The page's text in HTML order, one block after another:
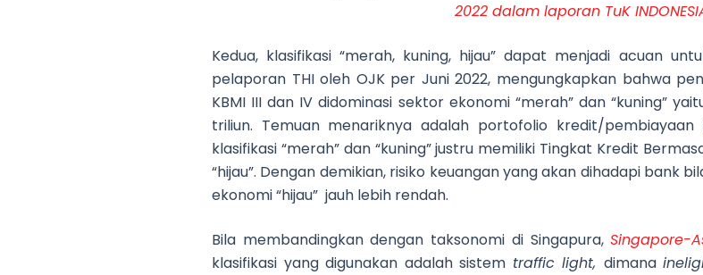
2022 dalam laporan TuK
Kedua, klasifikasi “merah, kuning, hijau” dapat menjadi acuan
pelaporan THI oleh OJK per Juni 2022, mengungkapkan bahwa
KBMI III dan IV didominasi sektor ekonomi “merah” dan “kuning”
triliun. Temuan menariknya adalah portofolio kredit/
klasifikasi “merah” dan “kuning” justru memiliki Tingkat Kredit
“hijau”. Dengan demikian, risiko keuangan yang akan dihadapi bank
ekonomi “hijau” jauh lebih rendah.
Bila membandingkan dengan taksonomi di Singapura,Singapore-
klasifikasi yang digunakan adalah sistem traffic light, dimana